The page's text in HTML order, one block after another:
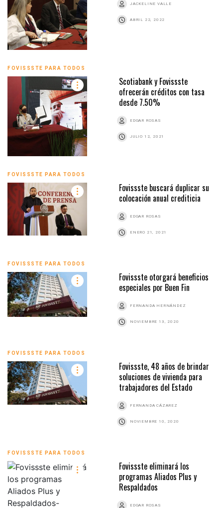
JACKELINE VALLE
ABRIL 22, 2022
FOVISSSTE PARA TODOS
Scotiabank y Fovissste
ofrecerán créditos con tasa
desde 7.50%
EDGAR ROSAS
JULIO 12, 2021
FOVISSSTE PARA TODOS
Fovissste buscará duplicar su
colocación anual crediticia
EDGAR ROSAS
ENERO 21, 2021
FOVISSSTE PARA TODOS
Fovissste otorgará beneficios
especiales por Buen Fin
FERNANDA HERNÁNDEZ
NOVIEMBRE 13, 2020
FOVISSSTE PARA TODOS
Fovissste, 48 años de brindar
soluciones de vivienda para
trabajadores del Estado
FERNANDA CÁZAREZ
NOVIEMBRE 10, 2020
FOVISSSTE PARA TODOS
Fovissste eliminará los
programas Aliados Plus y
Respaldados
EDGAR ROSAS